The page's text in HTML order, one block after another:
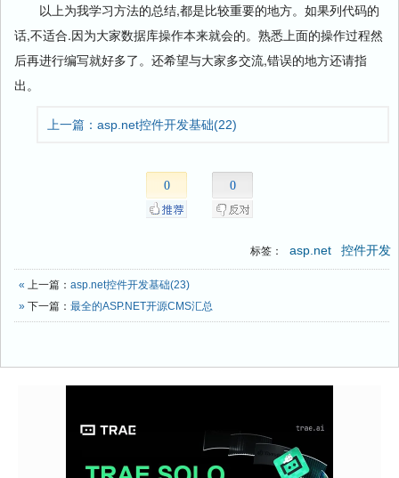
以上为我学习方法的总结,都是比较重要的地方。如果列代码的
话,不适合.因为大家数据库操作本来就会的。熟悉上面的操作过程然
后再进行编写就好多了。还希望与大家多交流,错误的地方还请指
出。
上一篇：asp.net控件开发基础(22)
0 0
标签： asp.net 控件开发
« 上一篇： asp.net控件开发基础(23)
» 下一篇： 最全的ASP.NET开源CMS汇总